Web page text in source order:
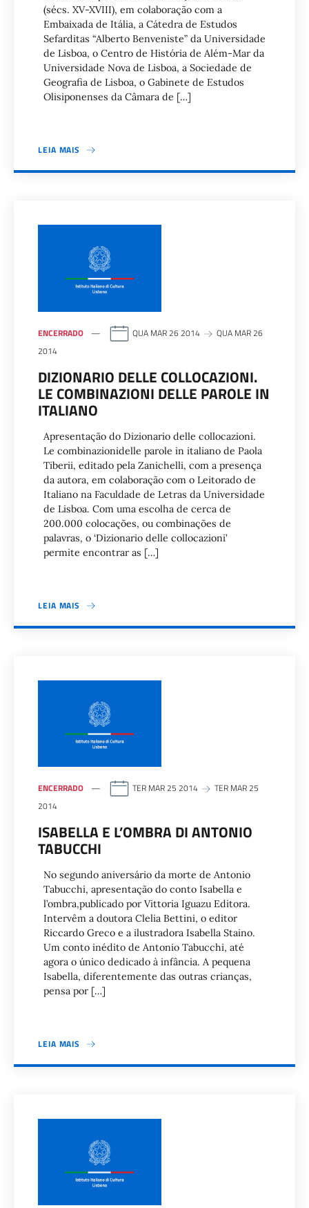
(sécs. XV-XVIII), em colaboração com a
Embaixada de Itália, a Cátedra de Estudos
Sefarditas “Alberto Benveniste” da Universidade
de Lisboa, o Centro de História de Além-Mar da
Universidade Nova de Lisboa, a Sociedade de
Geografia de Lisboa, o Gabinete de Estudos
Olisiponenses da Câmara de […]
LEIA MAIS
ENCERRADO QUA MAR 26 2014
QUA MAR 26
2014
DIZIONARIO DELLE COLLOCAZIONI.
LE COMBINAZIONI DELLE PAROLE IN
ITALIANO
Apresentação do Dizionario delle collocazioni.
Le combinazionidelle parole in italiano de Paola
Tiberii, editado pela Zanichelli, com a presença
da autora, em colaboração com o Leitorado de
Italiano na Faculdade de Letras da Universidade
de Lisboa. Com uma escolha de cerca de
200.000 colocações, ou combinações de
palavras, o ‘Dizionario delle collocazioni’
permite encontrar as […]
LEIA MAIS
ENCERRADO TER MAR 25 2014
TER MAR 25
2014
ISABELLA E L’OMBRA DI ANTONIO
TABUCCHI
No segundo aniversário da morte de Antonio
Tabucchi, apresentação do conto Isabella e
l’ombra,publicado por Vittoria Iguazu Editora.
Intervêm a doutora Clelia Bettini, o editor
Riccardo Greco e a ilustradora Isabella Staino.
Um conto inédito de Antonio Tabucchi, até
agora o único dedicado à infância. A pequena
Isabella, diferentemente das outras crianças,
pensa por […]
LEIA MAIS